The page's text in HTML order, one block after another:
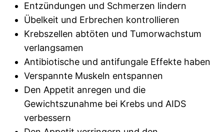
Entzündungen und Schmerzen lindern
Übelkeit und Erbrechen kontrollieren
Krebszellen abtöten und Tumorwachstum
verlangsamen
Antibiotische und antifungale Effekte haben
Verspannte Muskeln entspannen
Den Appetit anregen und die
Gewichtszunahme bei Krebs und AIDS
verbessern